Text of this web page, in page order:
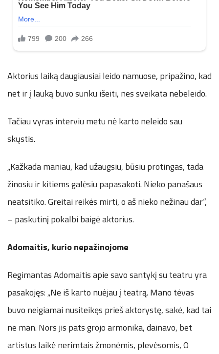
Aktorius laiką daugiausiai leido namuose, pripažino, kad
net ir į lauką buvo sunku išeiti, nes sveikata nebeleido.
Tačiau vyras interviu metu nė karto neleido sau
skųstis.
„Kažkada maniau, kad užaugsiu, būsiu protingas, tada
žinosiu ir kitiems galėsiu papasakoti. Nieko panašaus
neatsitiko. Greitai reikės mirti, o aš nieko nežinau dar“,
– paskutinį pokalbi baigė aktorius.
Adomaitis, kurio nepažinojome
Regimantas Adomaitis apie savo santykį su teatru yra
pasakojęs: „Ne iš karto nuėjau į teatrą. Mano tėvas
buvo neigiamai nusiteikęs prieš aktorystę, sakė, kad tai
ne man. Nors jis pats grojo armonika, dainavo, bet
artistus laikė nerimtais žmonėmis, plevėsomis, O